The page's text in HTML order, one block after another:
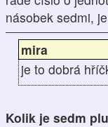
násobek sedmi,
mira
je to dobrá
Kolik je sedm